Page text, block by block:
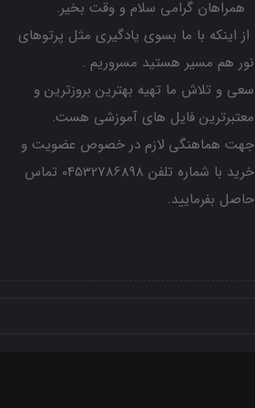
همراهان گرامی سلام و وقت بخیر.
از اینکه با ما بسوی یادگیری مثل پرتوهای
نور هم مسیر هستید مسروریم .
سعی و تلاش ما تهیه بهترین بروزترین و
معتبرترین فایل های آموزشی هست.
جهت هماهنگی لازم در خصوص عضویت و
خرید با شماره تلفن 04532786898 تماس
حاصل بفرمایید.